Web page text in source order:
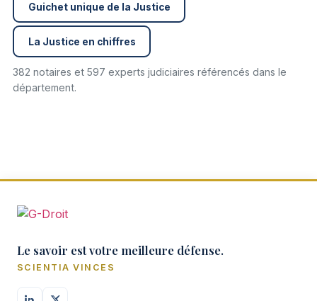
Guichet unique de la Justice
La Justice en chiffres
382 notaires et 597 experts judiciaires référencés dans le
département.
Le savoir est votre meilleure défense.
SCIENTIA VINCES